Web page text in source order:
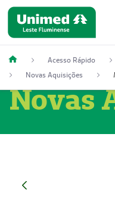
Acesso Rápido
Novas Aquisições
Novas